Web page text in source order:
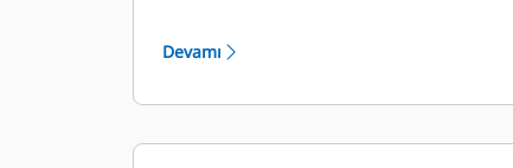
ergonomik kumandalar
olanak tanır.
Devamı